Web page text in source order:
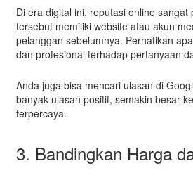
Di era digital ini, reputasi online
tersebut memiliki website atau akun
pelanggan sebelumnya. Perhatikan
dan profesional terhadap pertanyaan
Anda juga bisa mencari ulasan di
banyak ulasan positif, semakin besar
terpercaya.
3. Bandingkan Harga